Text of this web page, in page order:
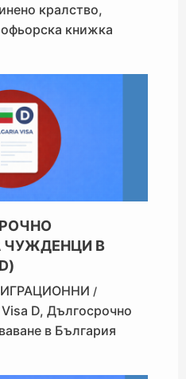
кралство,
книжка
ЧУЖДЕНЦИ В
/
Visa D,Дългосрочно
в България